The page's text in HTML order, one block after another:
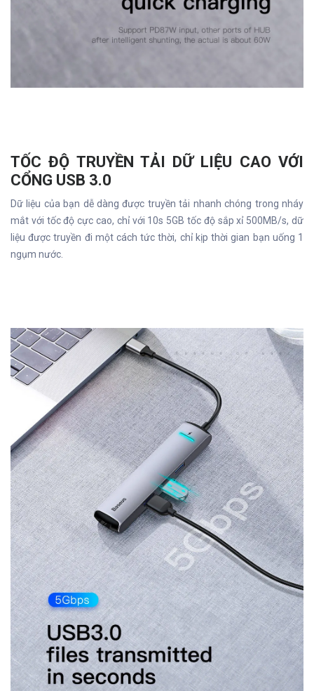
TỐC ĐỘ TRUYỀN TẢI DỮ LIỆU CAO VỚI
CỔNG USB 3.0
Dữ liệu của bạn dễ dàng được truyền tải nhanh chóng trong nháy
mắt với tốc độ cực cao, chỉ với 10s 5GB tốc độ sắp xỉ 500MB/s, dữ
liệu được truyền đi một cách tức thời, chỉ kịp thời gian bạn uống 1
ngụm nước.